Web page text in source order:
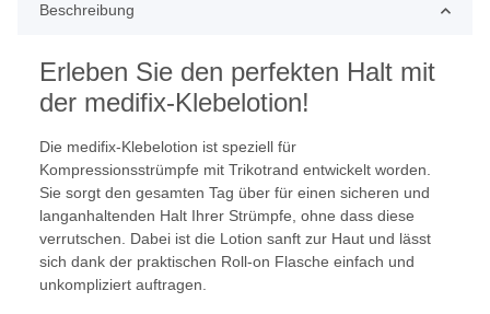
Beschreibung
Erleben Sie den perfekten Halt mit
der medifix-Klebelotion!
Die medifix-Klebelotion ist speziell für
Kompressionsstrümpfe mit Trikotrand entwickelt worden.
Sie sorgt den gesamten Tag über für einen sicheren und
langanhaltenden Halt Ihrer Strümpfe, ohne dass diese
verrutschen. Dabei ist die Lotion sanft zur Haut und lässt
sich dank der praktischen Roll-on Flasche einfach und
unkompliziert auftragen.